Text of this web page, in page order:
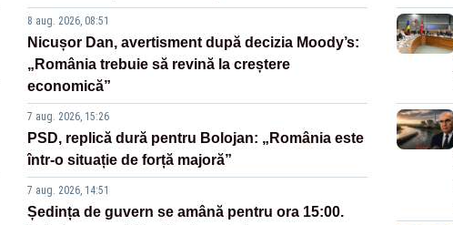
8 aug. 2026, 08:51
Nicușor Dan, avertisment după decizia Moody’s:
„România trebuie să revină la creștere
economică”
7 aug. 2026, 15:26
PSD, replică dură pentru Bolojan: „România este
într-o situație de forță majoră”
7 aug. 2026, 14:51
Ședința de guvern se amână pentru ora 15:00.